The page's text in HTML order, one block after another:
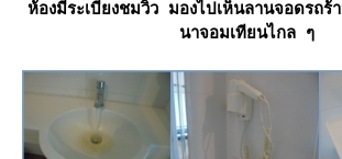
ห้องมีระเบียงชมวิว มองไปเห็นลานจอดรถร้
นาจอมเทียนไกล ๆ